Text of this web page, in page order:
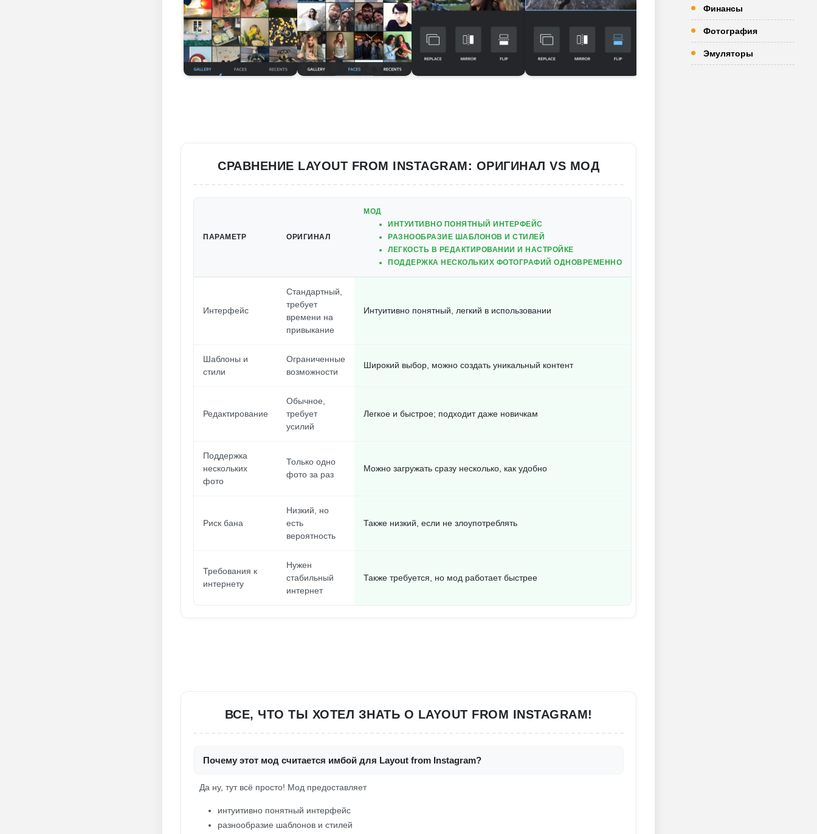
СРАВНЕНИЕ LAYOUT FROM INSTAGRAM: ОРИГИНАЛ VS МОД
ПАРАМЕТР ОРИГИНАЛ
МОД
ИНТУИТИВНО ПОНЯТНЫЙ ИНТЕРФЕЙС
РАЗНООБРАЗИЕ ШАБЛОНОВ И СТИЛЕЙ
ЛЕГКОСТЬ В РЕДАКТИРОВАНИИ И НАСТРОЙКЕ
ПОДДЕРЖКА НЕСКОЛЬКИХ ФОТОГРАФИЙ ОДНОВРЕМЕННО
Интерфейс
Стандартный,
требует
времени на
привыкание
Интуитивно понятный, легкий в использовании
Шаблоны и
стили
Ограниченные
возможности
Широкий выбор, можно создать уникальный контент
Редактирование
Обычное,
требует
усилий
Легкое и быстрое; подходит даже новичкам
Поддержка
нескольких
фото
Только одно
фото за раз
Можно загружать сразу несколько, как удобно
Риск бана
Низкий, но
есть
вероятность
Также низкий, если не злоупотреблять
Требования к
интернету
Нужен
стабильный
интернет
Также требуется, но мод работает быстрее
ВСЕ, ЧТО ТЫ ХОТЕЛ ЗНАТЬ О LAYOUT FROM INSTAGRAM!
Почему этот мод считается имбой для Layout from Instagram?
Да ну, тут всё просто! Мод предоставляет
интуитивно понятный интерфейс
разнообразие шаблонов и стилей
Финансы
Фотография
Эмуляторы